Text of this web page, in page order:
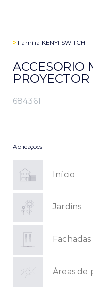
> Família KENYI SWITCH
ACCESORIO
684361
Aplicações
Início
Jardins
Áreas de